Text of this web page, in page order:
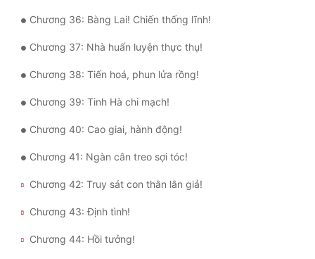
Tính Cách Nhân Vật :
Cơ Trí
Sát Phạt Quyết Đoán
Vô Sỉ
Điềm Đạm
Chương 36: Bàng Lai! Chiến thống lĩnh!
Chương 37: Nhà huấn luyện thực thụ!
Chương 38: Tiến hoá, phun lửa rồng!
Chương 39: Tinh Hà chi mạch!
Chương 40: Cao giai, hành động!
Chương 41: Ngàn cân treo sợi tóc!
Chương 42: Truy sát con thằn lằn giả!
Chương 43: Định tình!
Chương 44: Hồi tưởng!